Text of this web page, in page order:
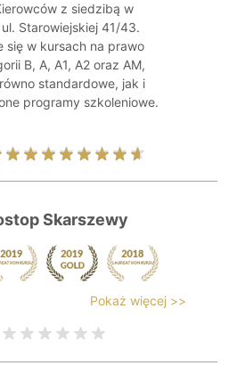
z siedzibą w
Starowiejskiej 41/43.
się w kursach na prawo
B, A, A1, A2 oraz AM,
standardowe, jak i
programy szkoleniowe.
Skarszewy
Pokaż więcej >>